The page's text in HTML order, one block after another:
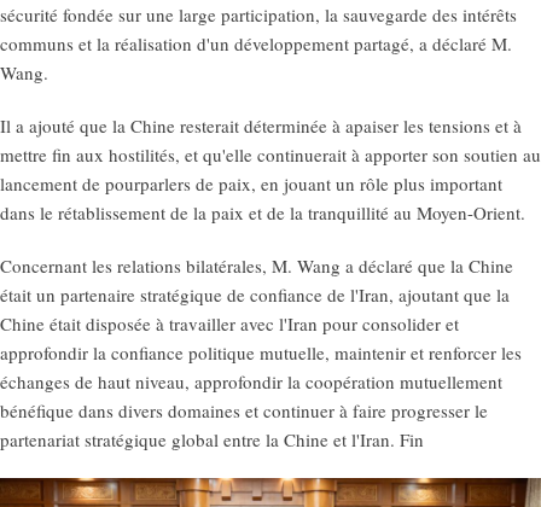
sécurité fondée sur une large participation, la sauvegarde des intérêts
communs et la réalisation d'un développement partagé, a déclaré M.
Wang.
Il a ajouté que la Chine resterait déterminée à apaiser les tensions et à
mettre fin aux hostilités, et qu'elle continuerait à apporter son soutien au
lancement de pourparlers de paix, en jouant un rôle plus important
dans le rétablissement de la paix et de la tranquillité au Moyen-Orient.
Concernant les relations bilatérales, M. Wang a déclaré que la Chine
était un partenaire stratégique de confiance de l'Iran, ajoutant que la
Chine était disposée à travailler avec l'Iran pour consolider et
approfondir la confiance politique mutuelle, maintenir et renforcer les
échanges de haut niveau, approfondir la coopération mutuellement
bénéfique dans divers domaines et continuer à faire progresser le
partenariat stratégique global entre la Chine et l'Iran. Fin